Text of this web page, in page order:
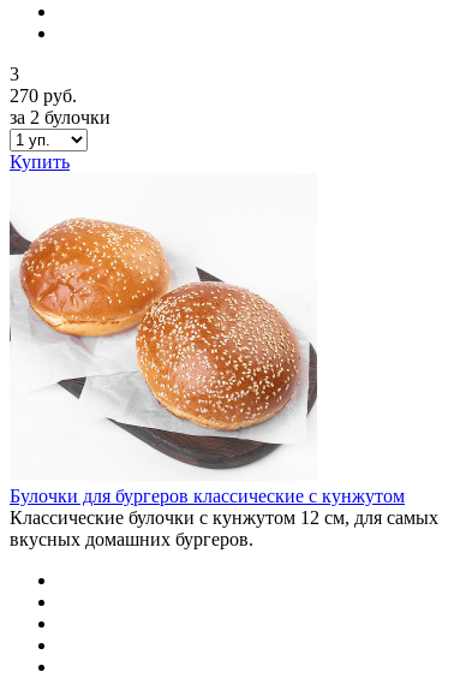
3
270 руб.
за 2 булочки
Купить
Булочки для бургеров классические с кунжутом
Классические булочки с кунжутом 12 см, для самых
вкусных домашних бургеров.